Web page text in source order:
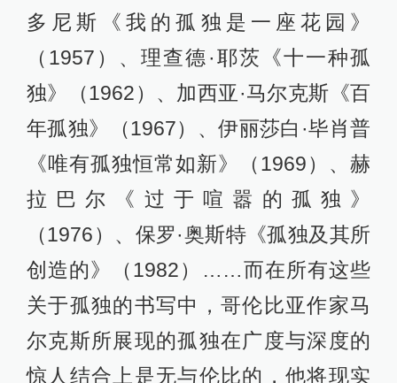
多尼斯《我的孤独是一座花园》
（1957）、理查德·耶茨《十一种孤
独》（1962）、加西亚·马尔克斯《百
年孤独》（1967）、伊丽莎白·毕肖普
《唯有孤独恒常如新》（1969）、赫
拉巴尔《过于喧嚣的孤独》
（1976）、保罗·奥斯特《孤独及其所
创造的》（1982）……而在所有这些
关于孤独的书写中，哥伦比亚作家马
尔克斯所展现的孤独在广度与深度的
惊人结合上是无与伦比的，他将现实